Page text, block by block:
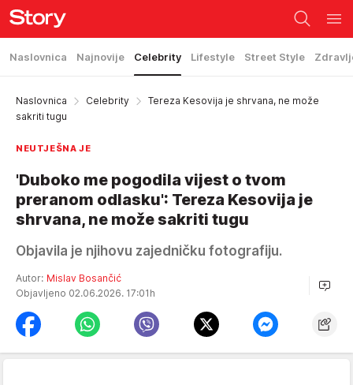
Naslovnica Najnovije Celebrity Lifestyle Street Style
Naslovnica Celebrity
Tereza Kesovija je shrvana, ne može
sakriti tugu
NEUTJEŠNA JE
'Duboko me pogodila vijest o tvom
preranom odlasku': Tereza Kesovija je
shrvana, ne može sakriti tugu
Objavila je njihovu zajedničku fotografiju.
Autor: Mislav Bosančić
Objavljeno 02.06.2026. 17:01h